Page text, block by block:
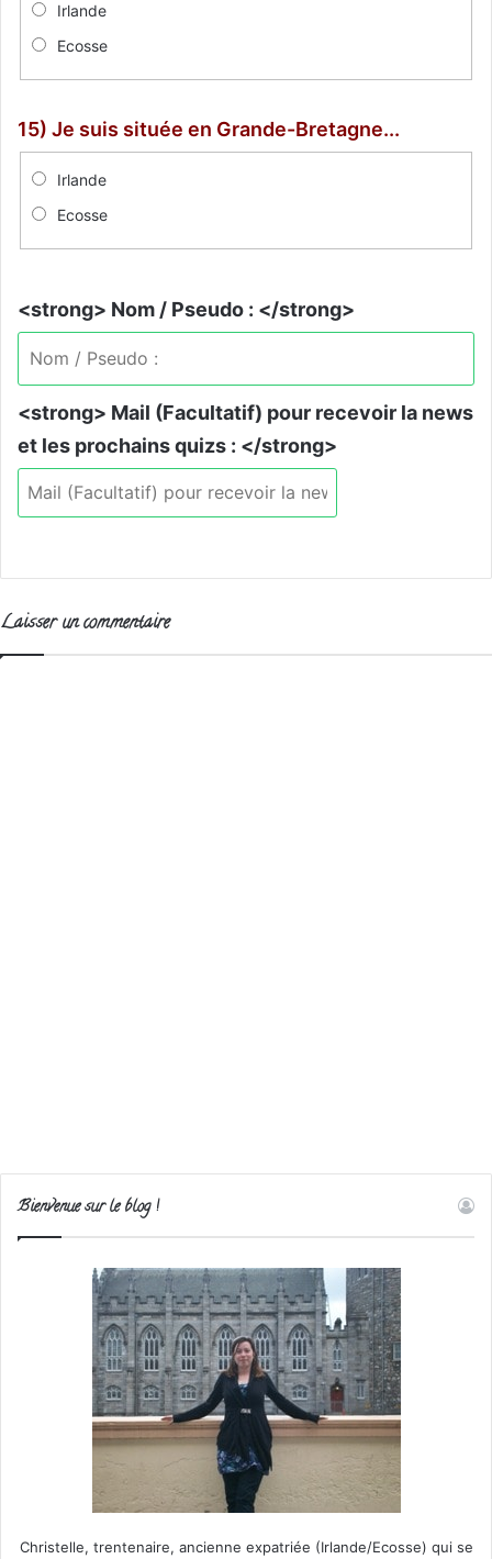
Irlande
Ecosse
15) Je suis située en Grande-Bretagne...
Irlande
Ecosse
<strong> Nom / Pseudo : </strong>
<strong> Mail (Facultatif) pour recevoir la news
et les prochains quizs : </strong>
Laisser un commentaire
Bienvenue sur le blog !
Christelle, trentenaire, ancienne expatriée (Irlande/Ecosse) qui se